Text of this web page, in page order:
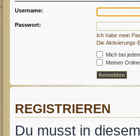
Username:
Passwort:
Ich habe mein
Die Aktivierungs-
Mich bei
Meinen
REGISTRIEREN
Du musst in